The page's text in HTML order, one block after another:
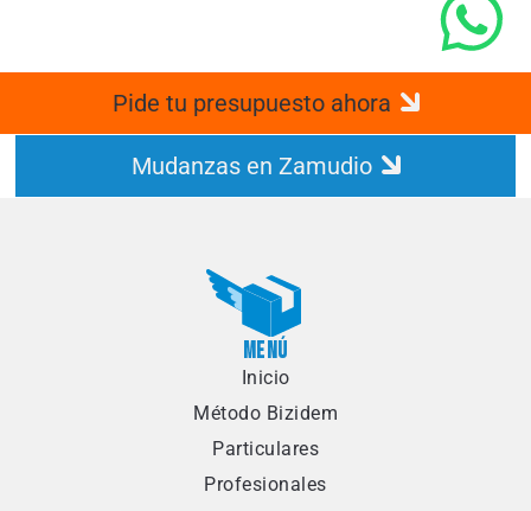
Pide tu presupuesto ahora
Mudanzas en Zamudio
MENÚ
Inicio
Método Bizidem
Particulares
Profesionales